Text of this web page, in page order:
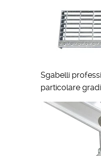
Sgabelli
particolare